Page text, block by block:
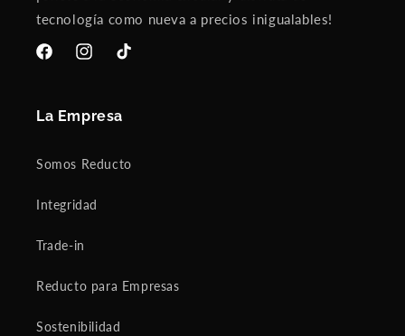
tecnología como nueva a precios inigualables!
FacebookInstagramTikTok
La Empresa
Somos Reducto
Integridad
Trade-in
Reducto para Empresas
Sostenibilidad